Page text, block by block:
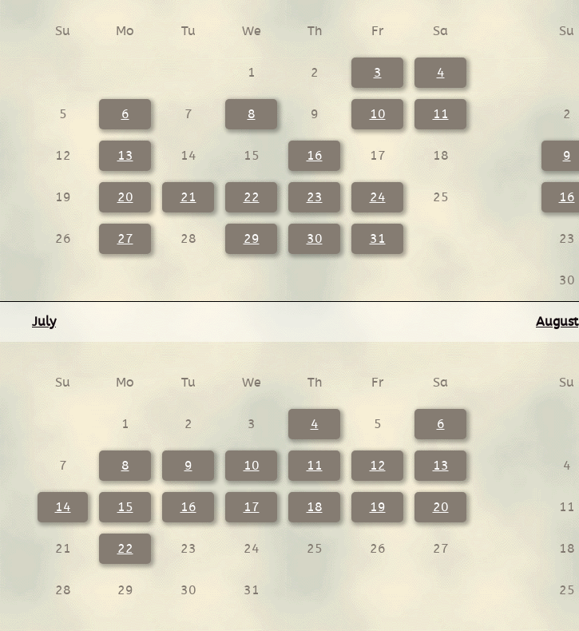
Su Mo Tu We Th Fr Sa
1 2 3 4
5 6 7 8 9 10 11
12 13 14 15 16 17 18
19 20 21 22 23 24 25
26 27 28 29 30 31
Su
2
9
16
23
30
July
Su Mo Tu We Th Fr Sa
1 2 3 4 5 6
7 8 9 10 11 12 13
14 15 16 17 18 19 20
21 22 23 24 25 26 27
28 29 30 31
August
Su
4
11
18
25